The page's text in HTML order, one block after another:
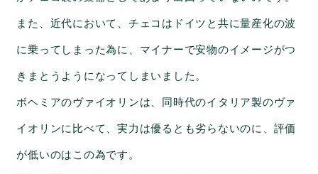
また、近代において、チェコはドイツと共に量産化の波
に乗ってしまった為に、マイナーで安物のイメージがつ
きまとうようになってしまいました。
ボヘミアのヴァイオリンは、同時代のイタリア製のヴァ
イオリンに比べて、実力は優るとも劣らないのに、評価
が低いのはこの為です。